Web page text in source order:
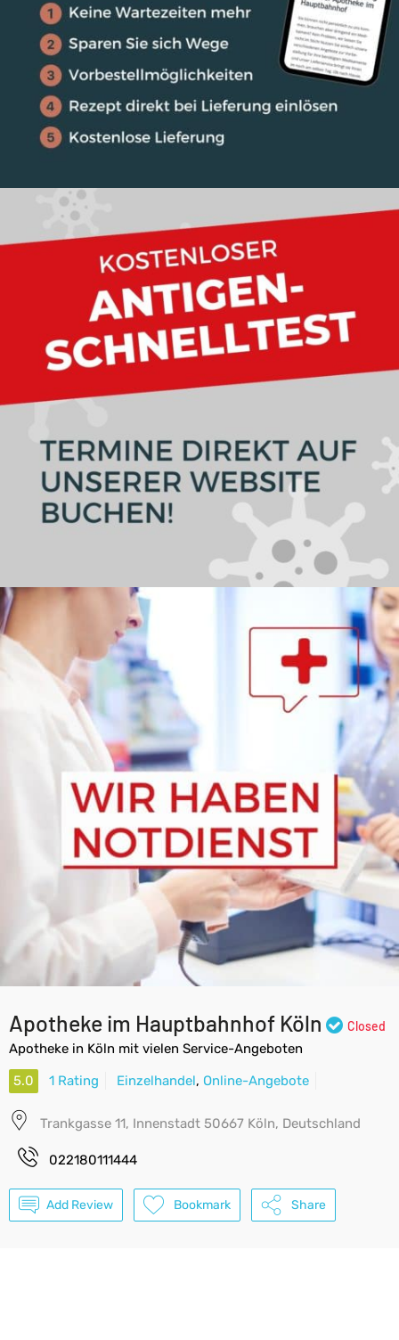
Apotheke im Hauptbahnhof Köln Closed
Apotheke in Köln mit vielen Service-Angeboten
5.0
1 Rating Einzelhandel, Online-Angebote
Trankgasse 11, Innenstadt 50667 Köln, Deutschland
022180111444
Add Review Bookmark Share